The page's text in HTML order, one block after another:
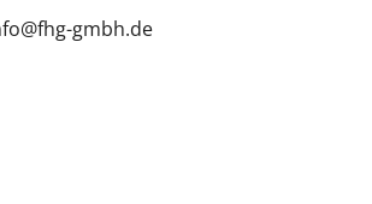
gmbh.de